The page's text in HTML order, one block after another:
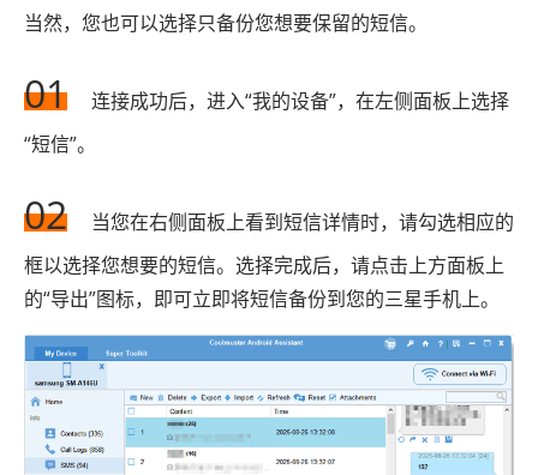
当然，您也可以选择只备份您想要保留的短信。
01
连接成功后，进入“我的设备”，在左侧面板上选择
“短信”。
02
当您在右侧面板上看到短信详情时，请勾选相应的
框以选择您想要的短信。选择完成后，请点击上方面板上
的“导出”图标，即可立即将短信备份到您的三星手机上。